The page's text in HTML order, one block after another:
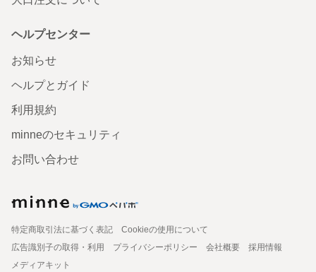
ヘルプセンター
お知らせ
ヘルプとガイド
利用規約
minneのセキュリティ
お問い合わせ
特定商取引法に基づく表記
Cookieの使用について
広告識別子の取得・利用
プライバシーポリシー 会社概要
採用情報
メディアキット